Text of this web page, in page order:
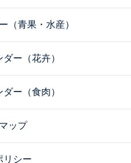
（青果・水産）
ー（花卉）
ー（食肉）
ップ
リシー